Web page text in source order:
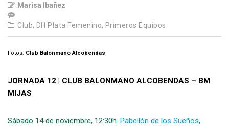
Marisa Ibañez
Club, DH Plata Femenino, Primeros Equipos
Fotos: Club Balonmano Alcobendas
JORNADA 12 | CLUB BALONMANO ALCOBENDAS – BM
MIJAS
Sábado 14 de noviembre, 12:30h. Pabellón de los Sueños,